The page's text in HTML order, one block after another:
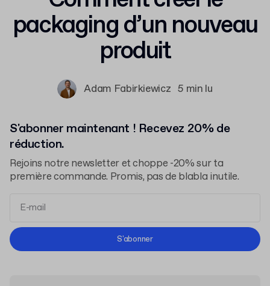
packaging d’un nouveau
produit
Adam Fabirkiewicz 5 min lu
S'abonner maintenant ! Recevez 20% de
réduction.
Rejoins notre newsletter et choppe -20% sur ta
première commande. Promis, pas de blabla inutile.
Conditions d'Utilisation
S'abonner